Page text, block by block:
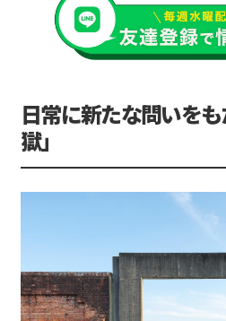
日常に新たな問いを
獄」